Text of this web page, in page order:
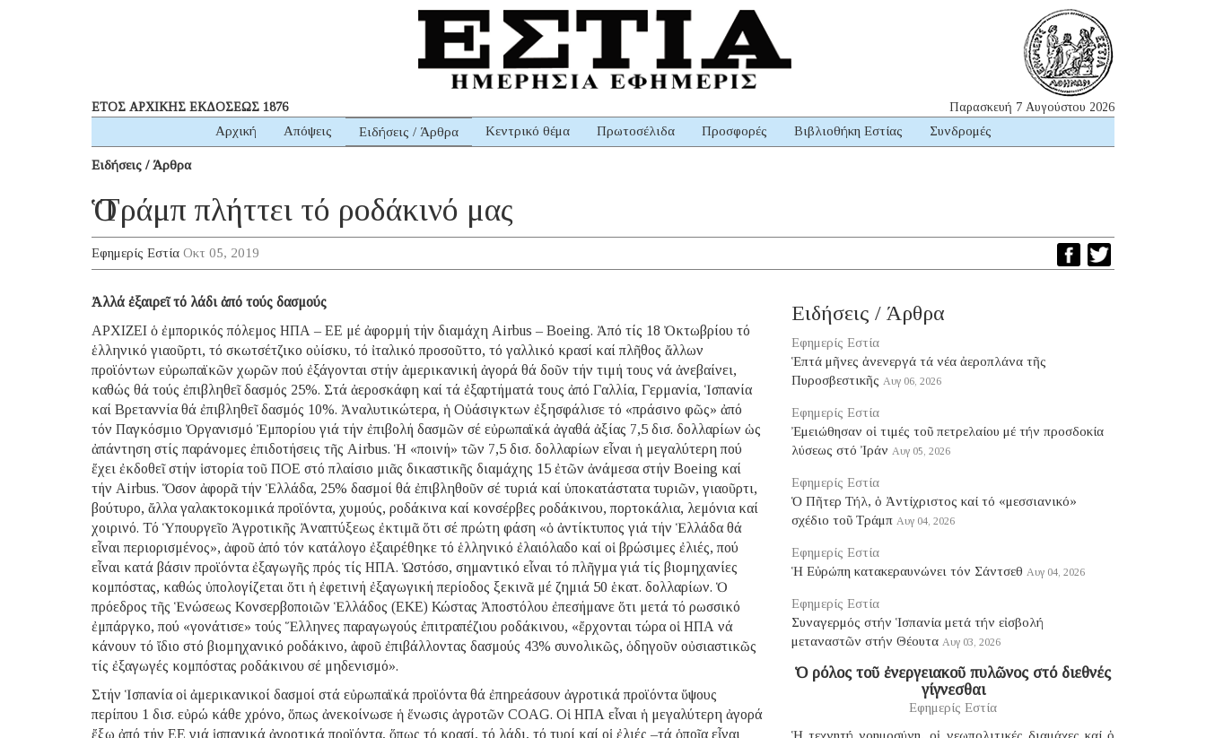
ΕΤΟΣ ΑΡΧΙΚΗΣ ΕΚΔΟΣΕΩΣ 1876 Παρασκευή 7 Αυγούστου 2026
Αρχική Απόψεις Ειδήσεις / Άρθρα Κεντρικό θέμα Πρωτοσέλιδα Προσφορές Βιβλιοθήκη Εστίας Συνδρομές
Ειδήσεις / Άρθρα
Ὁ Τράμπ πλήττει τό ροδάκινό μας
Εφημερίς Εστία Οκτ 05, 2019
Ἀλλά ἐξαιρεῖ τό λάδι ἀπό τούς δασμούς
ΑΡΧΙΖΕΙ ὁ ἐμπορικός πόλεμος ΗΠΑ – ΕE μέ ἀφορμή τήν διαμάχη Airbus – Boeing. Ἀπό τίς 18 Ὀκτωβρίου τό
ἑλληνικό γιαοῦρτι, τό σκωτσέτζικο οὐίσκυ, τό ἰταλικό προσοῦττο, τό γαλλικό κρασί καί πλῆθος ἄλλων
προϊόντων εὐρωπαϊκῶν χωρῶν πού ἐξάγονται στήν ἀμερικανική ἀγορά θά δοῦν τήν τιμή τους νά ἀνεβαίνει,
καθώς θά τούς ἐπιβληθεῖ δασμός 25%. Στά ἀεροσκάφη καί τά ἐξαρτήματά τους ἀπό Γαλλία, Γερμανία, Ἱσπανία
καί Βρεταννία θά ἐπιβληθεῖ δασμός 10%. Ἀναλυτικώτερα, ἡ Οὐάσιγκτων ἐξησφάλισε τό «πράσινο φῶς» ἀπό
τόν Παγκόσμιο Ὀργανισμό Ἐμπορίου γιά τήν ἐπιβολή δασμῶν σέ εὐρωπαϊκά ἀγαθά ἀξίας 7,5 δισ. δολλαρίων ὡς
ἀπάντηση στίς παράνομες ἐπιδοτήσεις τῆς Airbus. Ἡ «ποινή» τῶν 7,5 δισ. δολλαρίων εἶναι ἡ μεγαλύτερη πού
ἔχει ἐκδοθεῖ στήν ἱστορία τοῦ ΠΟΕ στό πλαίσιο μιᾶς δικαστικῆς διαμάχης 15 ἐτῶν ἀνάμεσα στήν Boeing καί
τήν Airbus. Ὅσον ἀφορᾶ τήν Ἑλλάδα, 25% δασμοί θά ἐπιβληθοῦν σέ τυριά καί ὑποκατάστατα τυριῶν, γιαοῦρτι,
βούτυρο, ἄλλα γαλακτοκομικά προϊόντα, χυμούς, ροδάκινα καί κονσέρβες ροδάκινου, πορτοκάλια, λεμόνια καί
χοιρινό. Τό Ὑπουργεῖο Ἀγροτικῆς Ἀναπτύξεως ἐκτιμᾶ ὅτι σέ πρώτη φάση «ὁ ἀντίκτυπος γιά τήν Ἑλλάδα θά
εἶναι περιορισμένος», ἀφοῦ ἀπό τόν κατάλογο ἐξαιρέθηκε τό ἑλληνικό ἐλαιόλαδο καί οἱ βρώσιμες ἐλιές, πού
εἶναι κατά βάσιν προϊόντα ἐξαγωγῆς πρός τίς ΗΠΑ. Ὡστόσο, σημαντικό εἶναι τό πλῆγμα γιά τίς βιομηχανίες
κομπόστας, καθώς ὑπολογίζεται ὅτι ἡ ἐφετινή ἐξαγωγική περίοδος ξεκινᾶ μέ ζημιά 50 ἑκατ. δολλαρίων. Ὁ
πρόεδρος τῆς Ἑνώσεως Κονσερβοποιῶν Ἑλλάδος (ΕΚΕ) Κώστας Ἀποστόλου ἐπεσήμανε ὅτι μετά τό ρωσσικό
ἐμπάργκο, πού «γονάτισε» τούς Ἕλληνες παραγωγούς ἐπιτραπέζιου ροδάκινου, «ἔρχονται τώρα οἱ ΗΠΑ νά
κάνουν τό ἴδιο στό βιομηχανικό ροδάκινο, ἀφοῦ ἐπιβάλλοντας δασμούς 43% συνολικῶς, ὁδηγοῦν οὐσιαστικῶς
τίς ἐξαγωγές κομπόστας ροδάκινου σέ μηδενισμό».
Στήν Ἱσπανία οἱ ἀμερικανικοί δασμοί στά εὐρωπαϊκά προϊόντα θά ἐπηρεάσουν ἀγροτικά προϊόντα ὕψους
περίπου 1 δισ. εὐρώ κάθε χρόνο, ὅπως ἀνεκοίνωσε ἡ ἕνωσις ἀγροτῶν COAG. Οἱ ΗΠΑ εἶναι ἡ μεγαλύτερη ἀγορά
ἔξω ἀπό τήν ΕΕ γιά ἱσπανικά ἀγροτικά προϊόντα, ὅπως τό κρασί, τό λάδι, τό τυρί καί οἱ ἐλιές –τά ὁποῖα εἶναι
Ειδήσεις / Άρθρα
Εφημερίς Εστία
Ἑπτά μῆνες ἀνενεργά τά νέα ἀεροπλάνα τῆς
Πυροσβεστικῆς Αυγ 06, 2026
Εφημερίς Εστία
Ἐμειώθησαν οἱ τιμές τοῦ πετρελαίου μέ τήν προσδοκία
λύσεως στό Ἰράν Αυγ 05, 2026
Εφημερίς Εστία
Ὁ Πῆτερ Τήλ, ὁ Ἀντίχριστος καί τό «μεσσιανικό»
σχέδιο τοῦ Τράμπ Αυγ 04, 2026
Εφημερίς Εστία
Ἡ Εὐρώπη κατακεραυνώνει τόν Σάντσεθ Αυγ 04, 2026
Εφημερίς Εστία
Συναγερμός στήν Ἱσπανία μετά τήν εἰσβολή
μεταναστῶν στήν Θέουτα Αυγ 03, 2026
Ὁ ρόλος τοῦ ἐνεργειακοῦ πυλῶνος στό διεθνές
γίγνεσθαι
Εφημερίς Εστία